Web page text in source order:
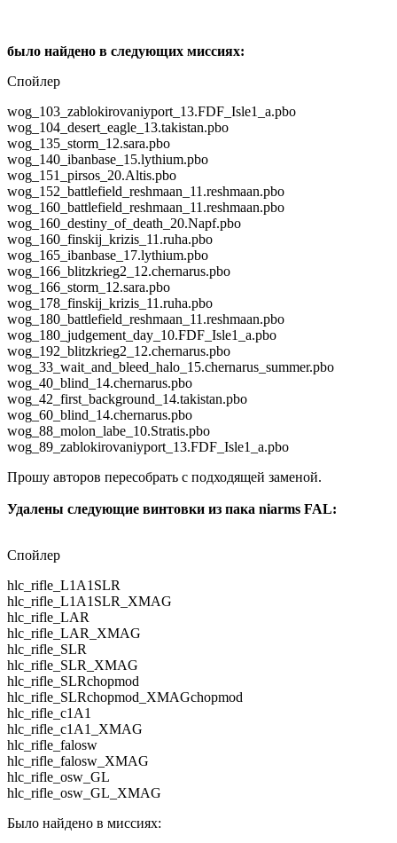
было найдено в следующих миссиях:
Спойлер
wog_103_zablokirovaniyport_13.FDF_Isle1_a.pbo
wog_104_desert_eagle_13.takistan.pbo
wog_135_storm_12.sara.pbo
wog_140_ibanbase_15.lythium.pbo
wog_151_pirsos_20.Altis.pbo
wog_152_battlefield_reshmaan_11.reshmaan.pbo
wog_160_battlefield_reshmaan_11.reshmaan.pbo
wog_160_destiny_of_death_20.Napf.pbo
wog_160_finskij_krizis_11.ruha.pbo
wog_165_ibanbase_17.lythium.pbo
wog_166_blitzkrieg2_12.chernarus.pbo
wog_166_storm_12.sara.pbo
wog_178_finskij_krizis_11.ruha.pbo
wog_180_battlefield_reshmaan_11.reshmaan.pbo
wog_180_judgement_day_10.FDF_Isle1_a.pbo
wog_192_blitzkrieg2_12.chernarus.pbo
wog_33_wait_and_bleed_halo_15.chernarus_summer.pbo
wog_40_blind_14.chernarus.pbo
wog_42_first_background_14.takistan.pbo
wog_60_blind_14.chernarus.pbo
wog_88_molon_labe_10.Stratis.pbo
wog_89_zablokirovaniyport_13.FDF_Isle1_a.pbo
Прошу авторов пересобрать с подходящей заменой.
Удалены следующие винтовки из пака niarms FAL:
Спойлер
hlc_rifle_L1A1SLR
hlc_rifle_L1A1SLR_XMAG
hlc_rifle_LAR
hlc_rifle_LAR_XMAG
hlc_rifle_SLR
hlc_rifle_SLR_XMAG
hlc_rifle_SLRchopmod
hlc_rifle_SLRchopmod_XMAGchopmod
hlc_rifle_c1A1
hlc_rifle_c1A1_XMAG
hlc_rifle_falosw
hlc_rifle_falosw_XMAG
hlc_rifle_osw_GL
hlc_rifle_osw_GL_XMAG
Было найдено в миссиях: